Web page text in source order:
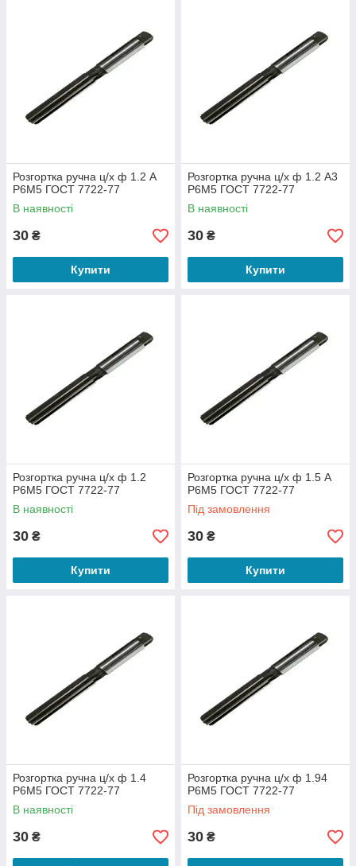
Розгортка ручна ц/х ф 1.2 А
Р6М5 ГОСТ 7722-77
В наявності
30 ₴
Купити
Розгортка ручна ц/х ф 1.2 А3
Р6М5 ГОСТ 7722-77
В наявності
30 ₴
Купити
Розгортка ручна ц/х ф 1.2
Р6М5 ГОСТ 7722-77
В наявності
30 ₴
Купити
Розгортка ручна ц/х ф 1.5 А
Р6М5 ГОСТ 7722-77
Під замовлення
30 ₴
Купити
Розгортка ручна ц/х ф 1.4
Р6М5 ГОСТ 7722-77
В наявності
30 ₴
Розгортка ручна ц/х ф 1.94
Р6М5 ГОСТ 7722-77
Під замовлення
30 ₴